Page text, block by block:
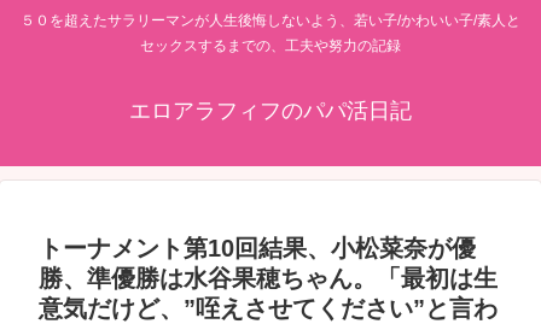
５０を超えたサラリーマンが人生後悔しないよう、若い子/かわいい子/素人と
セックスするまでの、工夫や努力の記録
エロアラフィフのパパ活日記
トーナメント第10回結果、小松菜奈が優
勝、準優勝は水谷果穂ちゃん。「最初は生
意気だけど、”咥えさせてください”と言わ